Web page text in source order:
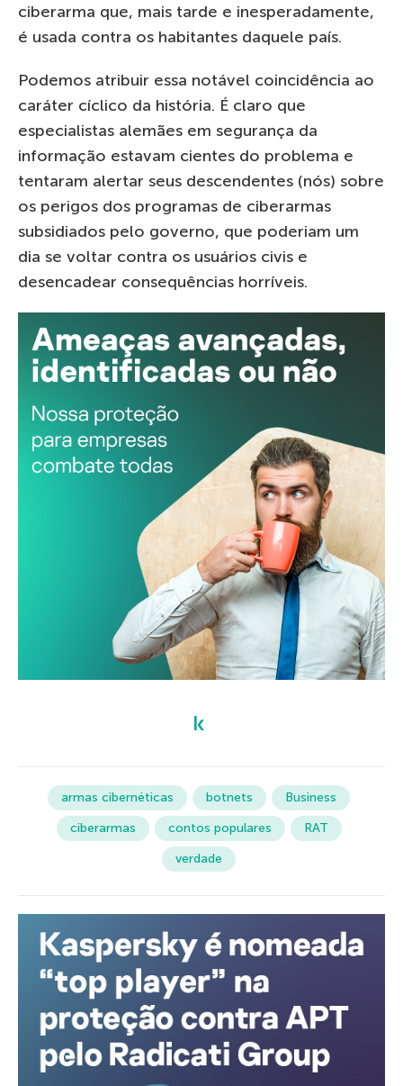
ciberarma que, mais tarde e inesperadamente,
é usada contra os habitantes daquele país.
Podemos atribuir essa notável coincidência ao
caráter cíclico da história. É claro que
especialistas alemães em segurança da
informação estavam cientes do problema e
tentaram alertar seus descendentes (nós) sobre
os perigos dos programas de ciberarmas
subsidiados pelo governo, que poderiam um
dia se voltar contra os usuários civis e
desencadear consequências horríveis.
armas cibernéticas botnets
Business
ciberarmas
contos populares
RAT
verdade